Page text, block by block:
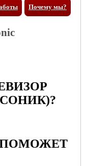
Почему мы?
ПОМОЖЕТ